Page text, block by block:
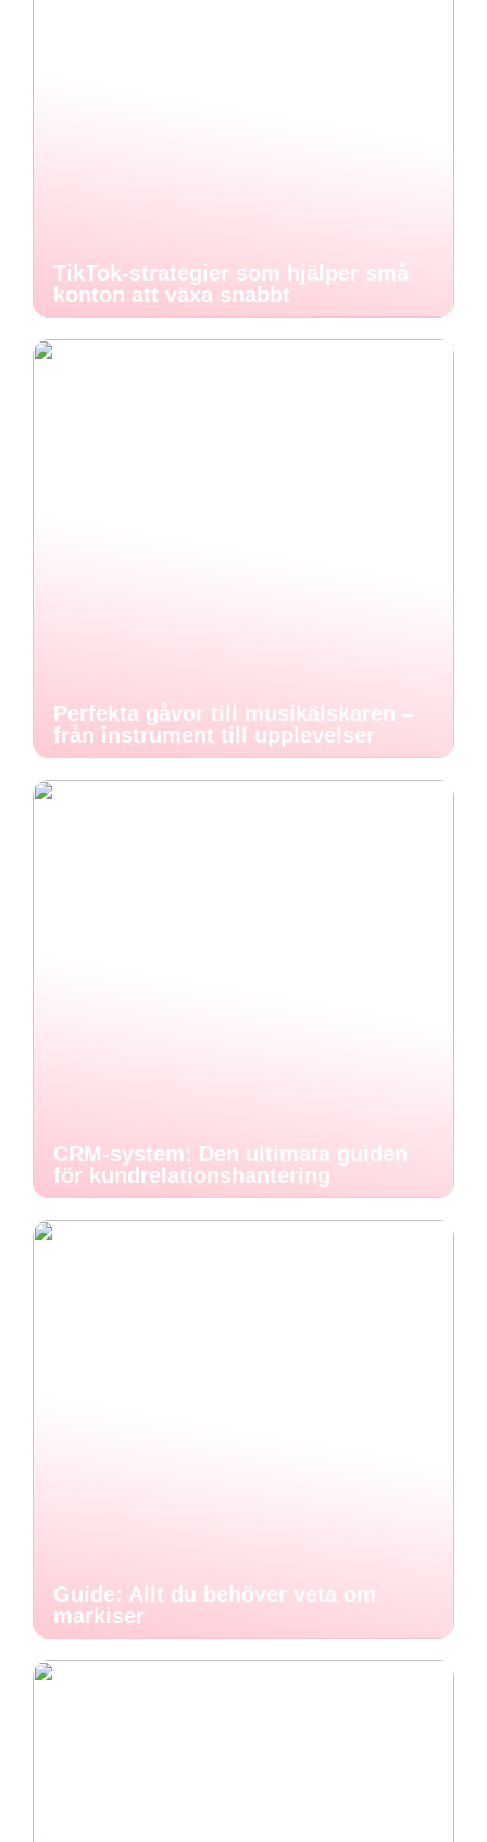
TikTok-strategier som hjälper små
konton att växa snabbt
Perfekta gåvor till musikälskaren –
från instrument till upplevelser
CRM-system: Den ultimata guiden
för kundrelationshantering
Guide: Allt du behöver veta om
markiser